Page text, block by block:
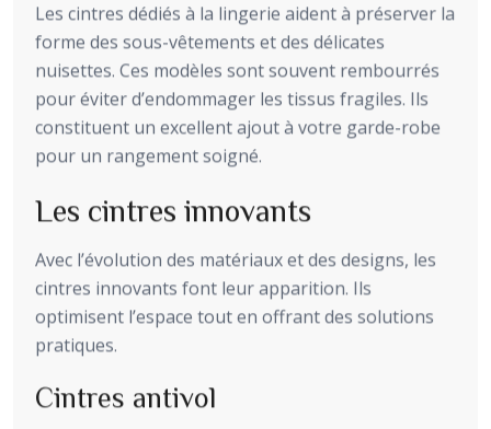
Les cintres dédiés à la lingerie aident à préserver la
forme des sous-vêtements et des délicates
nuisettes. Ces modèles sont souvent rembourrés
pour éviter d’endommager les tissus fragiles. Ils
constituent un excellent ajout à votre garde-robe
pour un rangement soigné.
Les cintres innovants
Avec l’évolution des matériaux et des designs, les
cintres innovants font leur apparition. Ils
optimisent l’espace tout en offrant des solutions
pratiques.
Cintres antivol